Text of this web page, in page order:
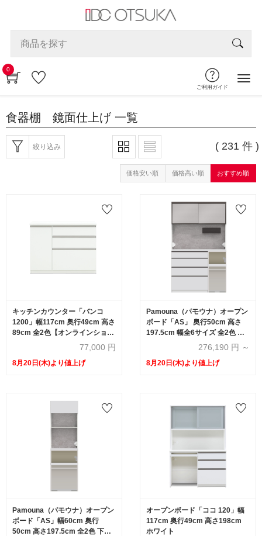
0
ご利用ガイド
食器棚 鏡面仕上げ 一覧
絞り込み ( 231 件 )
価格安い順 価格高い順 おすすめ順
キッチンカウンター「バンコ
1200」幅117cm 奥行49cm 高さ
89cm 全2色【オンラインショッ
77,000 円
8月20日(木)より値上げ
Pamouna（パモウナ）オープン
ボード「AS」 奥行50cm 高さ
197.5cm 幅全6サイズ 全2色 下
台組合せ：引出し/オープン【受
276,190 円 ～
8月20日(木)より値上げ
Pamouna（パモウナ）オープン
ボード「AS」幅60cm 奥行
50cm 高さ197.5cm 全2色 下台
オープンボード「ココ 120」幅
117cm 奥行49cm 高さ198cm
ホワイト